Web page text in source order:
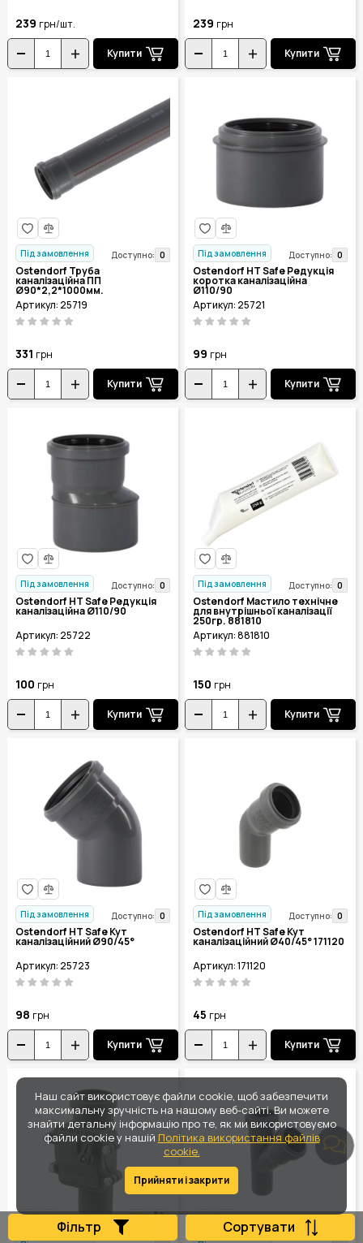
Фільтр Сортувати
239 грн/шт.
Купити
239 грн
Купити
Під замовлення Доступно: 0
Ostendorf Труба
каналізаційна ПП
Ø90*2,2*1000мм.
Артикул: 25719
331 грн
Купити
Під замовлення Доступно: 0
Ostendorf HT Safe Редукція
коротка каналізаційна
Ø110/90
Артикул: 25721
99 грн
Купити
Під замовлення Доступно: 0
Ostendorf HT Safe Редукція
каналізаційна Ø110/90
Артикул: 25722
100 грн
Купити
Під замовлення Доступно: 0
Ostendorf Мастило технічне
для внутрішньої каналізації
250гр. 881810
Артикул: 881810
150 грн
Купити
Під замовлення Доступно: 0
Ostendorf HT Safe Кут
каналізаційний Ø90/45°
Артикул: 25723
98 грн
Купити
Під замовлення Доступно: 0
Ostendorf HT Safe Кут
каналізаційний Ø40/45° 171120
Артикул: 171120
45 грн
Купити
Наш сайт використовує файли cookie, щоб забезпечити
максимальну зручність на нашому веб-сайті. Ви можете
знайти детальну інформацію про те, як ми використовуємо
файли cookie у нашій Політика використання файлів
cookie.
Прийняти і закрити